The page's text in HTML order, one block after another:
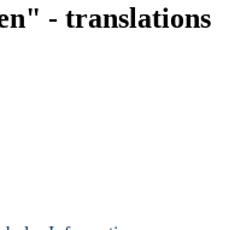
- translations